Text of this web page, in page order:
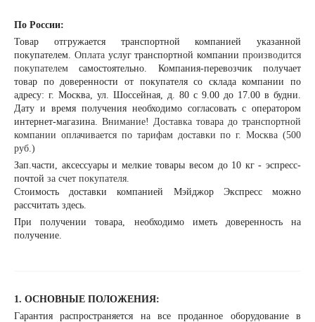
По России:
Товар отгружается транспортной компанией указанной
покупателем. Оплатауслуг транспортной компаниипроизводится
покупателем самостоятельно. Компания-перевозчик получает
товар по доверенности от покупателя со склада компании по
адресу: г. Москва, ул. Шоссейная, д. 80 с 9.00 до 17.00 в будни.
Дату и время получения необходимо согласовать с оператором
интернет-магазина. Внимание! Доставка товара до транспортной
компании оплачивается по тарифам доставки по г. Москва (500
руб.)
Зап.части, аксессуары и мелкие товары весом до 10 кг - эспресс-
почтой за счет покупателя.
Стоимость доставки компанией Мэйджор Экспресс можно
рассчитать здесь.
При получении товара, необходимо иметь доверенность на
получение.
1. ОСНОВНЫЕ ПОЛОЖЕНИЯ:
Гарантия распространяется на все проданное оборудование в